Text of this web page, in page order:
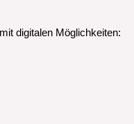
digitalen Möglichkeiten: